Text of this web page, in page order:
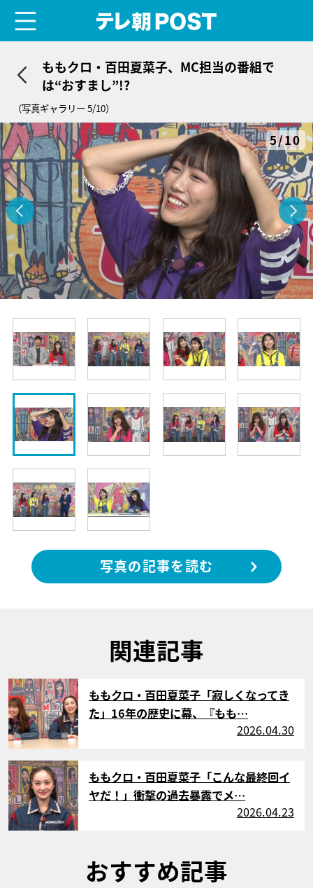
ももクロ・百田夏菜子、MC担当の番組で
は“おすまし”!?
（写真ギャラリー 5/10）
5/10
写真の記事を読む
関連記事
サムネイル
ももクロ・百田夏菜子「寂しくなってき
た」16年の歴史に幕、『もも…
2026.04.30
サムネイル
ももクロ・百田夏菜子「こんな最終回イ
ヤだ！」衝撃の過去暴露でメ…
2026.04.23
おすすめ記事